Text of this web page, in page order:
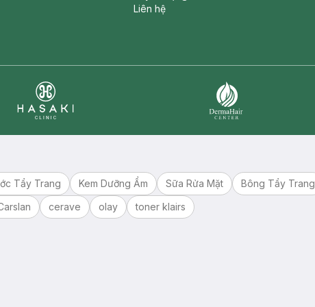
Liên hệ
Tẩy Trang Kem Dưỡng Ẩm Sữa Rửa Mặt Bông Tẩy Trang
cerave olay toner klairs